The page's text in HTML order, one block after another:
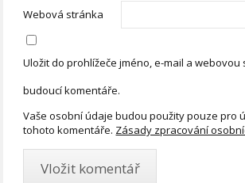
Webová stránka
Uložit do prohlížeče jméno, e-mail a webovou
budoucí komentáře.
Vaše osobní údaje budou použity pouze pro
tohoto komentáře. Zásady zpracování